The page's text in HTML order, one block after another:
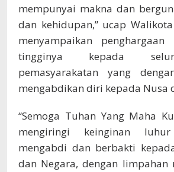
mempunyai makna dan
dan kehidupan,” ucap Walikota
menyampaikan
tingginya kepada
pemasyarakatan yang
mengabdikan diri kepada Nusa
“Semoga Tuhan Yang Maha
mengiringi keinginan
mengabdi dan berbakti
dan Negara, dengan limpahan